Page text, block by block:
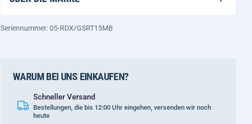
Seriennummer: 05-RDX/GSRT15MB
WARUM BEI UNS EINKAUFEN?
Schneller Versand
Bestellungen, die bis 12:00 Uhr eingehen, versenden wir noch
heute